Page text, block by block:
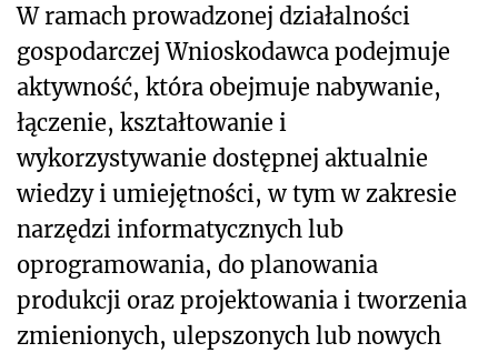
W ramach prowadzonej działalności
gospodarczej Wnioskodawca podejmuje
aktywność, która obejmuje nabywanie,
łączenie, kształtowanie i
wykorzystywanie dostępnej aktualnie
wiedzy i umiejętności, w tym w zakresie
narzędzi informatycznych lub
oprogramowania, do planowania
produkcji oraz projektowania i tworzenia
zmienionych, ulepszonych lub nowych